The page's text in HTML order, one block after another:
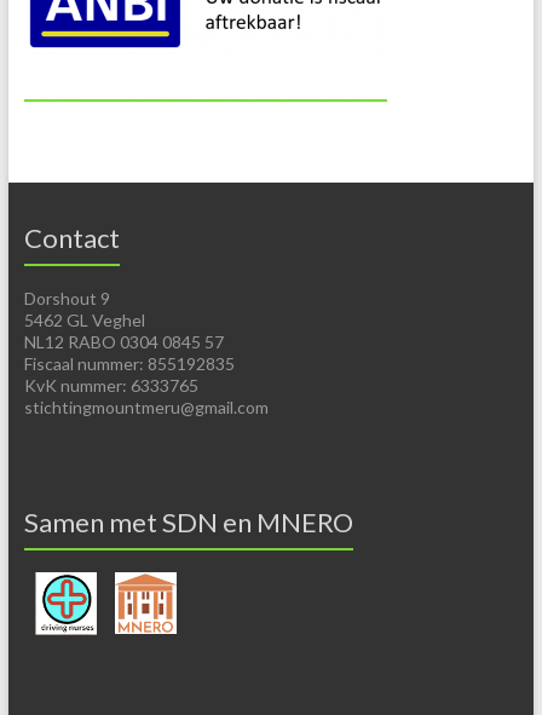
Contact
Dorshout 9
5462 GL Veghel
NL12 RABO 0304 0845 57
Fiscaal nummer: 855192835
KvK nummer: 6333765
stichtingmountmeru@gmail.com
Samen met SDN en MNERO